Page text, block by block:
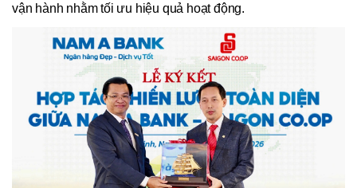
vận hành nhằm tối ưu hiệu quả hoạt động.